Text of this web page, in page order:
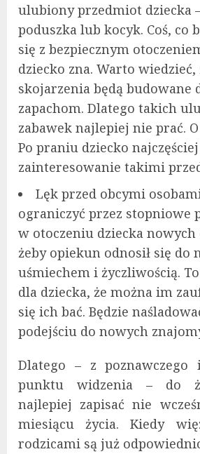
ulubiony przedmiot dziecka
poduszka lub kocyk. Coś, co
się z bezpiecznym
dziecko zna. Warto
skojarzenia będą budowane
zapachom. Dlatego takich
zabawek najlepiej nie prać.
Po praniu dziecko
zainteresowanie takimi
Lęk przed obcymi
ograniczyć przez stopniowe
w otoczeniu dziecka nowych
żeby opiekun odnosił się do
uśmiechem i życzliwością.
dla dziecka, że można im
się ich bać. Będzie
podejściu do nowych
Dlatego – z poznawczego
punktu widzenia – do
najlepiej zapisać nie
miesiącu życia. Kiedy
rodzicami są już